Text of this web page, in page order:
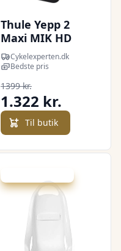
Thule Yepp 2
Maxi MIK HD
Cykelstol -
Midnight Black
Cykelexperten.dk
Bedste pris
1399 kr.
1.322 kr.
Til butik